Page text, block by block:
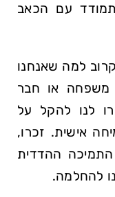
עם הכאב
למה שאנחנו
משפחה או חבר
לנו להקל על
אישית. זכרו,
ההדדית
להחלמה.